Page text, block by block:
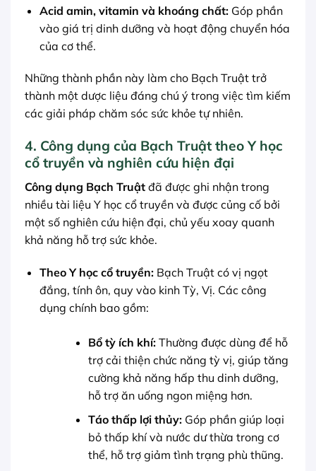
Acid amin, vitamin và khoáng chất:Góp phần
vào giá trị dinh dưỡng và hoạt động chuyển hóa
của cơ thể.
Những thành phần này làm cho Bạch Truật trở
thành một dược liệu đáng chú ý trong việc tìm kiếm
các giải pháp chăm sóc sức khỏe tự nhiên.
4. Công dụng của Bạch Truật theo Y học
cổ truyền và nghiên cứu hiện đại
Công dụng Bạch Truật đã được ghi nhận trong
nhiều tài liệu Y học cổ truyền và được củng cố bởi
một số nghiên cứu hiện đại, chủ yếu xoay quanh
khả năng hỗ trợ sức khỏe.
Theo Y học cổ truyền:Bạch Truật có vị ngọt
đắng, tính ôn, quy vào kinh Tỳ, Vị. Các công
dụng chính bao gồm:
Bổ tỳ ích khí:Thường được dùng để hỗ
trợ cải thiện chức năng tỳ vị, giúp tăng
cường khả năng hấp thu dinh dưỡng,
hỗ trợ ăn uống ngon miệng hơn.
Táo thấp lợi thủy:Góp phần giúp loại
bỏ thấp khí và nước dư thừa trong cơ
thể, hỗ trợ giảm tình trạng phù thũng.